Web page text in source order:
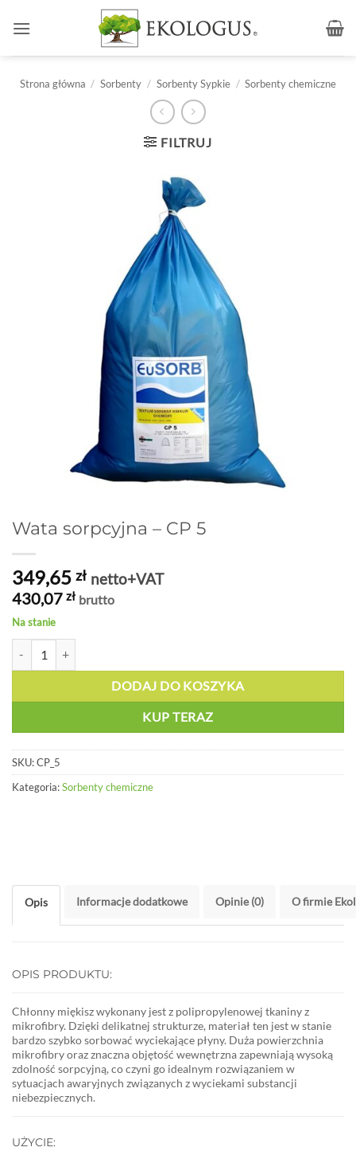
Strona główna / Sorbenty / Sorbenty Sypkie / Sorbenty chemiczne
FILTRUJ
Wata sorpcyjna – CP 5
349,65 zł netto+VAT
430,07 zł brutto
Na stanie
DODAJ DO KOSZYKA
KUP TERAZ
SKU:CP_5
Kategoria:Sorbenty chemiczne
Opis Informacje dodatkowe Opinie (0) O firmie
OPIS PRODUKTU:
Chłonny miękisz wykonany jest z polipropylenowej tkaniny z
mikrofibry. Dzięki delikatnej strukturze, materiał ten jest w stanie
bardzo szybko sorbować wyciekające płyny. Duża powierzchnia
mikrofibry oraz znaczna objętość wewnętrzna zapewniają wysoką
zdolność sorpcyjną, co czyni go idealnym rozwiązaniem w
sytuacjach awaryjnych związanych z wyciekami substancji
niebezpiecznych.
UŻYCIE: